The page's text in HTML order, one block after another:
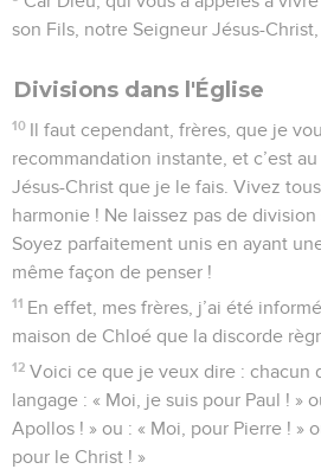
son Fils, notre Seigneur Jésus-Christ,
Divisions dans l'Église
10 Il faut cependant, frères, que je
recommandation instante, et c’est
Jésus-Christ que je le fais. Vivez
harmonie ! Ne laissez pas de
Soyez parfaitement unis en ayant
même façon de penser !
11 En effet, mes frères, j’ai été
maison de Chloé que la discorde
12 Voici ce que je veux dire : chacun
langage : « Moi, je suis pour Paul ! »
Apollos ! » ou : « Moi, pour Pierre ! »
pour le Christ ! »